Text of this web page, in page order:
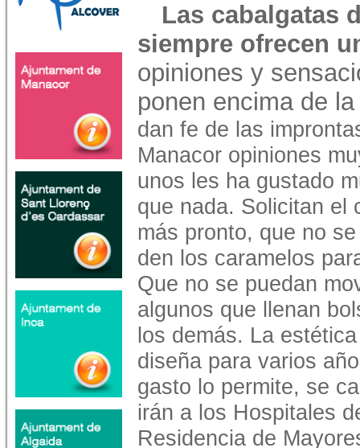
Las cabalgatas
siempre ofrecen
opiniones y
ponen encima de
dan fe de las
Manacor opiniones
unos les ha gustado
que nada. Solicitan el
más pronto, que no
den los caramelos
Que no se puedan
algunos que llenan
los demás. La
diseña para varios
gasto lo permite, se
irán a los Hospitales
Residencia de